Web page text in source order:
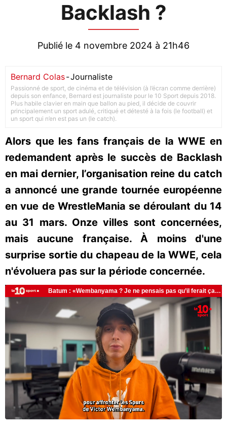
Backlash ?
Publié le 4 novembre 2024 à 21h46
Bernard Colas-Journaliste
Passionné de sport, de cinéma et de télévision (à l’écran comme derrière)
depuis son enfance, Bernard est journaliste pour le 10 Sport depuis 2018.
Plus habile clavier en main que ballon au pied, il décide de couvrir
principalement un sport adulé, critiqué et détesté à la fois (le football) et
un sport qui n’en est pas un (le catch).
Alors que les fans français de la WWE en
redemandent après le succès de Backlash
en mai dernier, l’organisation reine du catch
a annoncé une grande tournée européenne
en vue de WrestleMania se déroulant du 14
au 31 mars. Onze villes sont concernées,
mais aucune française. À moins d'une
surprise sortie du chapeau de la WWE, cela
n'évoluera pas sur la période concernée.